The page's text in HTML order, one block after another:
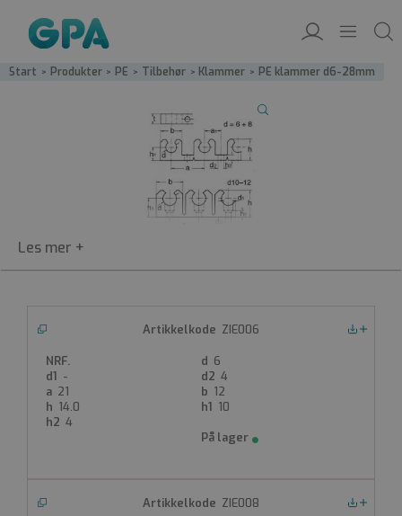
Start / Produkter / PE / Tilbehør / Klammer / PE klammer d6-28mm
ZIES
PE klammer natur
PE-klammer
ZIE006
6
-
4
21
12
14.0
10
4
ZIE008